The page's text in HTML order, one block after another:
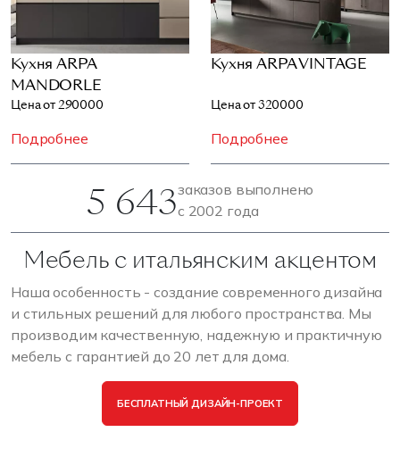
Кухня ARPA
MANDORLE
Цена от 290000
Подробнее
Кухня ARPA VINTAGE
Цена от 320000
Подробнее
5 643заказов выполнено
с 2002 года
Мебель с итальянским акцентом
Наша особенность - создание современного дизайна
и стильных решений для любого пространства. Мы
производим качественную, надежную и практичную
мебель с гарантией до 20 лет для дома.
БЕСПЛАТНЫЙ ДИЗАЙН-ПРОЕКТ